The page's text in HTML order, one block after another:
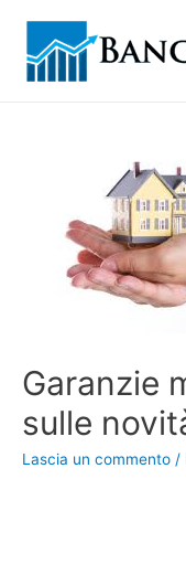
Garanzie
sulle
Lascia un commento /